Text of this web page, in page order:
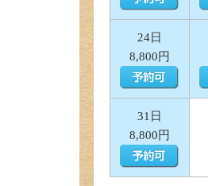
24日
8,800円
31日
8,800円